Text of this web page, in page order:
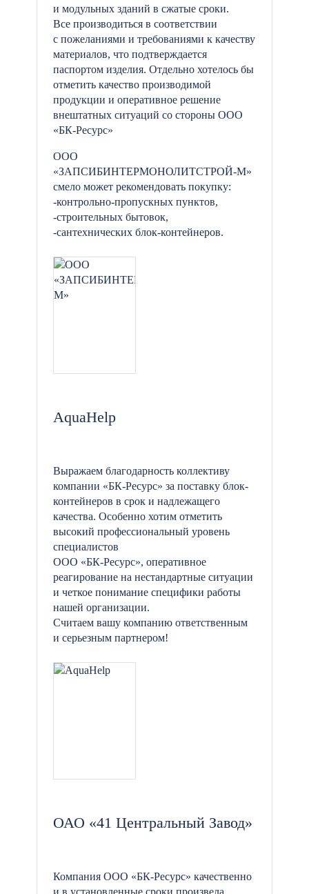
и модульных зданий в сжатые сроки.
Все производиться в соответствии
с пожеланиями и требованиями к качеству
материалов, что подтверждается
паспортом изделия. Отдельно хотелось бы
отметить качество производимой
продукции и оперативное решение
внештатных ситуаций со стороны ООО
«БК-Ресурс»
ООО
«ЗАПСИБИНТЕРМОНОЛИТСТРОЙ-М»
смело может рекомендовать покупку:
-контрольно-пропускных пунктов,
-строительных бытовок,
-сантехнических блок-контейнеров.
AquaHelp
Выражаем благодарность коллективу
компании «БК-Ресурс» за поставку блок-
контейнеров в срок и надлежащего
качества. Особенно хотим отметить
высокий профессиональный уровень
специалистов
ООО «БК-Ресурс», оперативное
реагирование на нестандартные ситуации
и четкое понимание специфики работы
нашей организации.
Считаем вашу компанию ответственным
и серьезным партнером!
ОАО «41 Центральный Завод»
Компания ООО «БК-Ресурс» качественно
и в установленные сроки произвела